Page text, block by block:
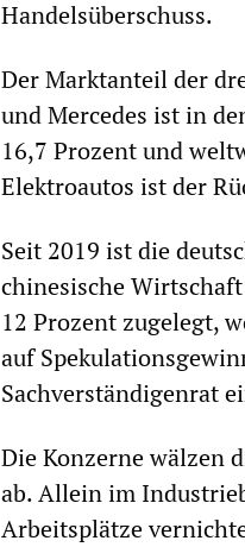
Handelsüberschuss.
Der Marktanteil der
und Mercedes ist in
16,7 Prozent und
Elektroautos ist der
Seit 2019 ist die
chinesische
12 Prozent zugelegt,
auf
Sachverständigenrat
Die Konzerne wälzen
ab. Allein im
Arbeitsplätze